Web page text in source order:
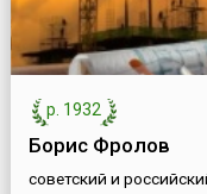
р. 1932
Борис Фролов
советский и